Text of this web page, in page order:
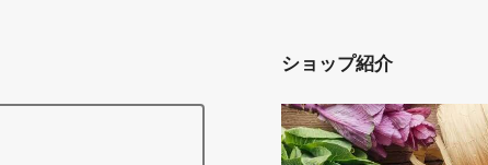
ショップ紹介